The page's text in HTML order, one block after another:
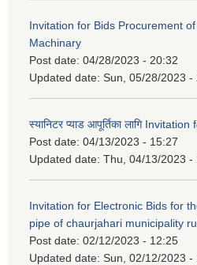
Invitation for Bids Procurement
Machinary
Post date: 04/28/2023 - 20:32
Updated date: Sun, 05/28/2023 -
स्यानिटर प्याड आपूर्तिका लागि Invitation
Post date: 04/13/2023 - 15:27
Updated date: Thu, 04/13/2023 -
Invitation for Electronic Bids for
pipe of chaurjahari municipality
Post date: 02/12/2023 - 12:25
Updated date: Sun, 02/12/2023 -